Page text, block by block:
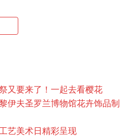
又要来了！一起去看樱花
伊夫圣罗兰博物馆花卉饰品制
艺美术日精彩呈现